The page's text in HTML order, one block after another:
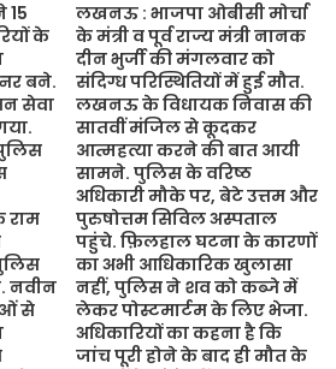
15
के
बने.
सेवा
नवीन
से
लखनऊ : भाजपा ओबीसी मोर्चा
के मंत्री व पूर्व राज्य मंत्री नानक
दीन भुर्जी की मंगलवार को
संदिग्ध परिस्थितियों में हुई मौत.
लखनऊ के विधायक निवास की
सातवीं मंजिल से कूदकर
आत्महत्या करने की बात आयी
सामने. पुलिस के वरिष्ठ
अधिकारी मौके पर, बेटे उत्तम और
पुरुषोत्तम सिविल अस्पताल
पहुंचे. फ़िलहाल घटना के कारणों
का अभी आधिकारिक खुलासा
नहीं, पुलिस ने शव को कब्जे में
लेकर पोस्टमार्टम के लिए भेजा.
अधिकारियों का कहना है कि
जांच पूरी होने के बाद ही मौत के